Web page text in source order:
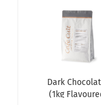
Dark
(1kg